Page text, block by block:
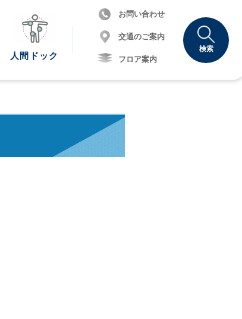
人間 ドック
お問い合わせ
交通のご案内
フロア案内
検索